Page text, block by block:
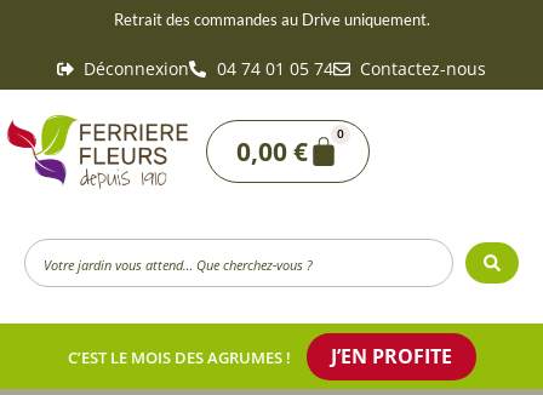
contenu
Retrait des commandes au Drive uniquement.
Déconnexion 04 74 01 05 74 Contactez-nous
0,00€
0
Panier
Search
...
C’EST LE MOIS DES AGRUMES ! J’EN PROFITE